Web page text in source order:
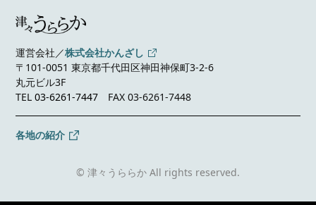
運営会社／株式会社かんざし
〒101-0051 東京都千代田区神田神保町3-2-6
丸元ビル3F
TEL03-6261-7447 FAX 03-6261-7448
各地の紹介
© 津々うららか All rights reserved.